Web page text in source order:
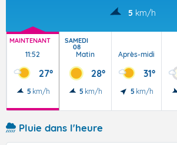
5 km/h
MAINTENANT
11:52
27°
5 km/h
SAMEDI
08
Matin
28°
5 km/h
Après-midi
31°
5 km/h
Pluie dans l'heure